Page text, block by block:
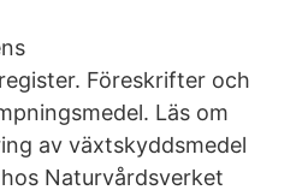
Föreskrifter och
Läs om
av växtskyddsmedel
Naturvårdsverket